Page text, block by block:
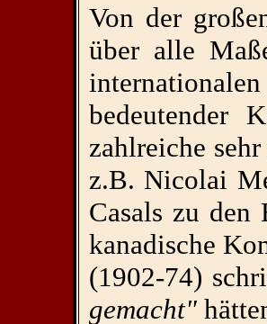
Von der
über alle
bedeutender
zahlreiche
z.B. Nicolai
Casals zu den
kanadische
(1902-74)
gemacht"